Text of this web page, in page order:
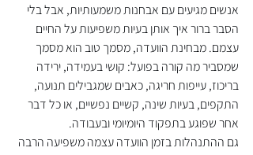
אנשים מגיעים עם אבחנות משמעותיות, אבל בלי
הסבר ברור איך אותן בעיות משפיעות על החיים
עצמם. מבחינת הוועדה, מסמך טוב הוא מסמך
שמסביר מה קורה בפועל: קושי בעמידה, ירידה
בריכוז, עייפות חריגה, כאבים שמגבילים תנועה,
התקפים, בעיות שינה, קשיים נפשיים, או כל דבר
אחר שפוגע בתפקוד היומיומי ובעבודה.
גם ההתנהלות בזמן הוועדה עצמה משפיעה הרבה